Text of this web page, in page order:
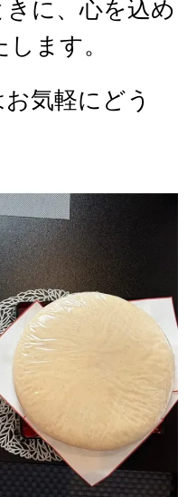
に、心を込め
ます。
気軽にどう